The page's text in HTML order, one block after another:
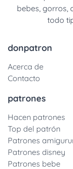
bebes, gorros,
todo
donpatron
Acerca de
Contacto
patrones
Hacen patrones
Top del patrón
Patrones
Patrones disney
Patrones bebe